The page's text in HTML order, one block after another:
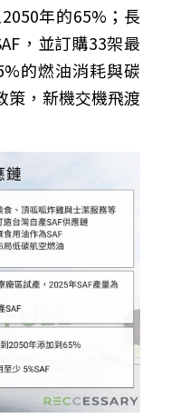
年的65%；長
，並訂購33架最
的燃油消耗與碳
策，新機交機飛渡